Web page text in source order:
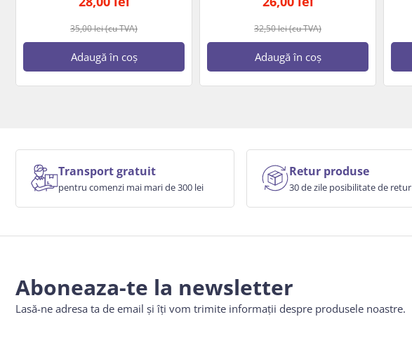
35,00lei(cu TVA)
Adaugă în coș
32,50lei(cu TVA)
Adaugă în coș
Transport gratuit
pentru comenzi mai mari de 300 lei
Retur produse
30 de zile posibilitate de retur
Aboneaza-te la newsletter
Lasă-ne adresa ta de email și îți vom trimite informații despre produsele noastre.